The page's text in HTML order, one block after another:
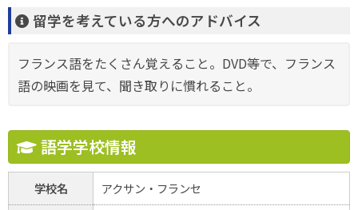
留学を考えている方へのアドバイス
フランス語をたくさん覚えること。DVD等で、フランス
語の映画を見て、聞き取りに慣れること。
語学学校情報
学校名
アクサン・フランセ